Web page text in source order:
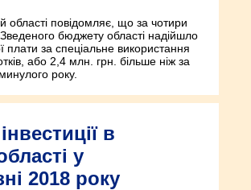
області повідомляє, що за чотири
бюджету області надійшло
плати за спеціальне використання
або 2,4 млн. грн. більше ніж за
року.
в
у
2018 року